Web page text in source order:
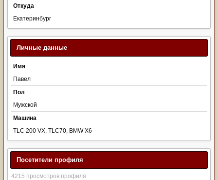
Откуда
Екатеринбург
Личные данные
Имя
Павел
Пол
Мужской
Машина
TLC 200 VX, TLC70, BMW X6
Посетители профиля
4215 просмотров профиля